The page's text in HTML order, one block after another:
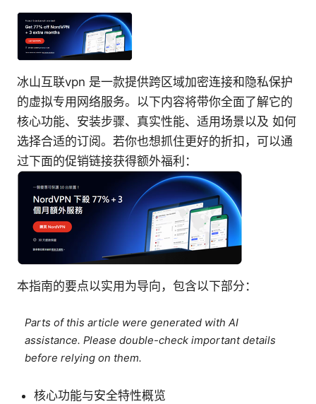
冰山互联vpn 是一款提供跨区域加密连接和隐私保护
的虚拟专用网络服务。以下内容将带你全面了解它的
核心功能、安装步骤、真实性能、适用场景以及 如何
选择合适的订阅。若你也想抓住更好的折扣，可以通
过下面的促销链接获得额外福利：
本指南的要点以实用为导向，包含以下部分：
Parts of this article were generated with AI
assistance. Please double-check important details
before relying on them.
核心功能与安全特性概览